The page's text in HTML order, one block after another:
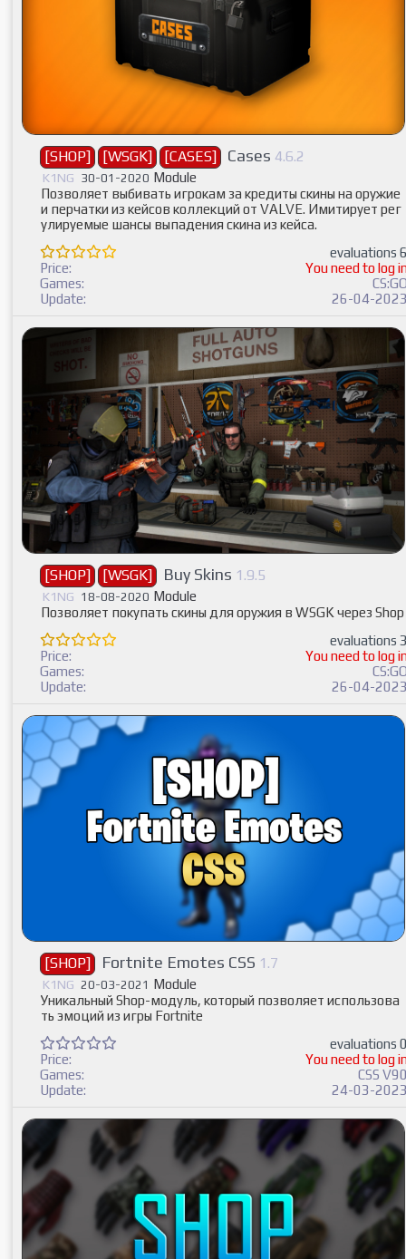
[SHOP] [WSGK] [CASES] Cases 4.6.2
K1NG 30-01-2020 Module
Позволяет выбивать игрокам за кредиты скины на оружие
и перчатки из кейсов коллекций от VALVE. Имитирует рег
улируемые шансы выпадения скина из кейса.
evaluations
Price:
You need to log
Games:
Update:
26-04-
[SHOP] [WSGK] Buy Skins 1.9.5
K1NG 18-08-2020 Module
Позволяет покупать скины для оружия в WSGK через Shop
evaluations
Price:
You need to log
Games:
Update:
26-04-
[SHOP] Fortnite Emotes CSS 1.7
K1NG 20-03-2021 Module
Уникальный Shop-модуль, который позволяет использова
ть эмоций из игры Fortnite
evaluations
Price:
You need to log
Games:
CSS
Update:
24-03-